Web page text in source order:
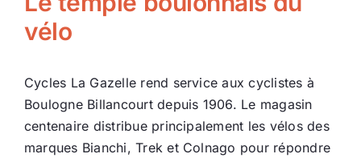
Ecologie
vélo
Cycles La Gazelle rend service aux cyclistes à
Boulogne Billancourt depuis 1906. Le magasin
centenaire distribue principalement les vélos des
marques Bianchi, Trek et Colnago pour répondre